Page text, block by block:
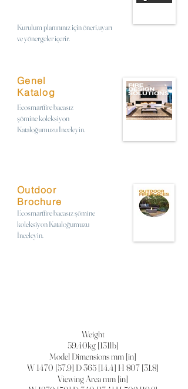
Kurulum planınınız için öneri,uyarı
ve yönergeler içerir.
Genel
Katalog
Ecosmartfire bacasız
şömine koleksiyon
Kataloğumuzu İnceleyin.
Outdoor
Brochure
Ecosmartfire bacasız şömine
koleksiyon Kataloğumuzu
İnceleyin.
Weight
59.40kg [131lb]
Model Dimensions mm [in]
W 1470 [57.9] D 365 [14.4] H 807 [31.8]
Viewing Area mm [in]